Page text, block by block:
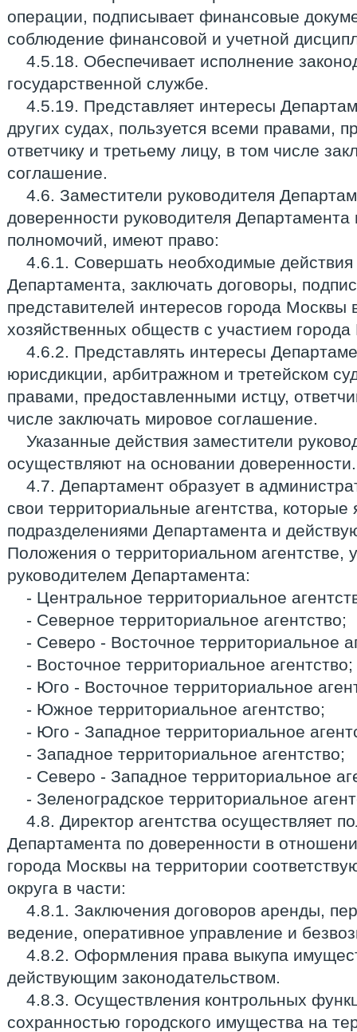
операции, подписывает финансовые
соблюдение финансовой и учетной
4.5.18. Обеспечивает исполнение
государственной службе.
4.5.19. Представляет интересы
других судах, пользуется всеми правами,
ответчику и третьему лицу, в том числе
соглашение.
4.6. Заместители руководителя
доверенности руководителя Департамента
полномочий, имеют право:
4.6.1. Совершать необходимые действия
Департамента, заключать договоры,
представителей интересов города Москвы
хозяйственных обществ с участием
4.6.2. Представлять интересы
юрисдикции, арбитражном и третейском
правами, предоставленными истцу,
числе заключать мировое соглашение.
Указанные действия заместители
осуществляют на основании доверенности.
4.7. Департамент образует в
свои территориальные агентства, которые
подразделениями Департамента и
Положения о территориальном агентстве,
руководителем Департамента:
- Центральное территориальное
- Северное территориальное агентство;
- Северо - Восточное территориальное
- Восточное территориальное агентство;
- Юго - Восточное территориальное
- Южное территориальное агентство;
- Юго - Западное территориальное
- Западное территориальное агентство;
- Северо - Западное территориальное
- Зеленоградское территориальное
4.8. Директор агентства осуществляет
Департамента по доверенности в
города Москвы на территории
округа в части:
4.8.1. Заключения договоров аренды,
ведение, оперативное управление и
4.8.2. Оформления права выкупа
действующим законодательством.
4.8.3. Осуществления контрольных
сохранностью городского имущества на